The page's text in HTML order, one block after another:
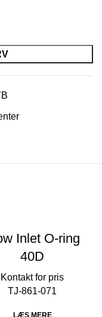
Inlet O-ring
40D
TJ-861-071
LÆS MERE